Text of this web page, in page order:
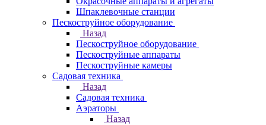
Шпаклевочные станции
Пескоструйное оборудование
Назад
Пескоструйное оборудование
Пескоструйные аппараты
Пескоструйные камеры
Садовая техника
Назад
Садовая техника
Аэраторы
Назад